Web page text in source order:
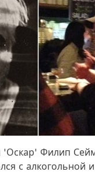
'Оскар' Филип
с алкогольной